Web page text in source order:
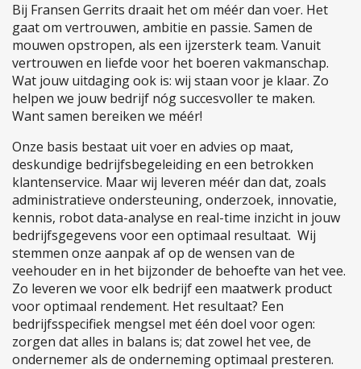
Bij Fransen Gerrits draait het om méér dan voer. Het
gaat om vertrouwen, ambitie en passie. Samen de
mouwen opstropen, als een ijzersterk team. Vanuit
vertrouwen en liefde voor het boeren vakmanschap.
Wat jouw uitdaging ook is: wij staan voor je klaar. Zo
helpen we jouw bedrijf nóg succesvoller te maken.
Want samen bereiken we méér!
Onze basis bestaat uit voer en advies op maat,
deskundige bedrijfsbegeleiding en een betrokken
klantenservice. Maar wij leveren méér dan dat, zoals
administratieve ondersteuning, onderzoek, innovatie,
kennis, robot data-analyse en real-time inzicht in jouw
bedrijfsgegevens voor een optimaal resultaat. Wij
stemmen onze aanpak af op de wensen van de
veehouder en in het bijzonder de behoefte van het vee.
Zo leveren we voor elk bedrijf een maatwerk product
voor optimaal rendement. Het resultaat? Een
bedrijfsspecifiek mengsel met één doel voor ogen:
zorgen dat alles in balans is; dat zowel het vee, de
ondernemer als de onderneming optimaal presteren.